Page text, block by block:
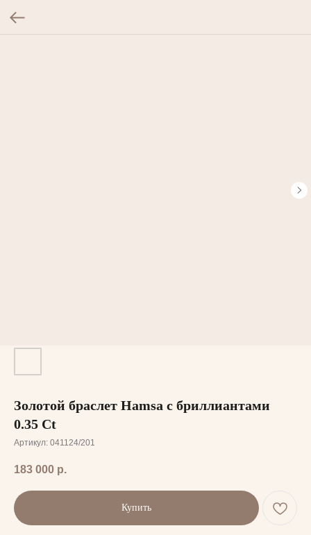
Золотой браслет Hamsa с бриллиантами
0.35 Ct
Артикул: 041124/201
183 000 р.
Купить